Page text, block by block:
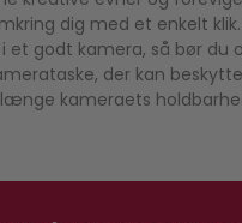
dig med et enkelt
et godt kamera, så bør du
der kan
kameraets